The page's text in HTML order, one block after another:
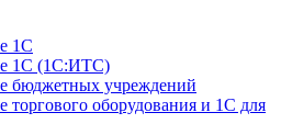
1С
1С (1С:ИТС)
бюджетных учреждений
торгового оборудования и 1С для